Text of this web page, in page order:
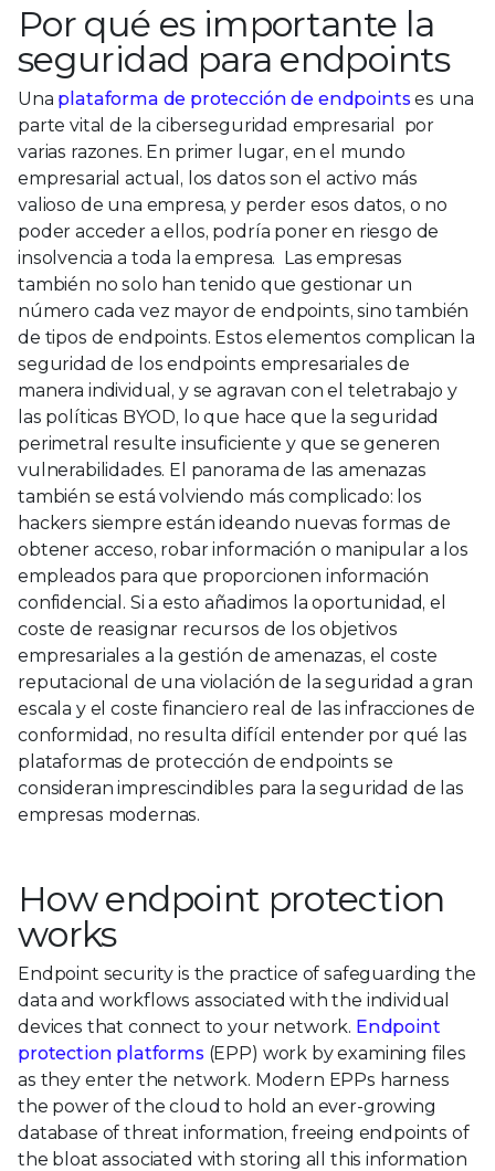
Por qué es importante la
seguridad para endpoints
Una plataforma de protección de endpointses una
parte vital de la ciberseguridad empresarial por
varias razones. En primer lugar, en el mundo
empresarial actual, los datos son el activo más
valioso de una empresa, y perder esos datos, o no
poder acceder a ellos, podría poner en riesgo de
insolvencia a toda la empresa. Las empresas
también no solo han tenido que gestionar un
número cada vez mayor de endpoints, sino también
de tipos de endpoints. Estos elementos complican la
seguridad de los endpoints empresariales de
manera individual, y se agravan con el teletrabajo y
las políticas BYOD, lo que hace que la seguridad
perimetral resulte insuficiente y que se generen
vulnerabilidades. El panorama de las amenazas
también se está volviendo más complicado: los
hackers siempre están ideando nuevas formas de
obtener acceso, robar información o manipular a los
empleados para que proporcionen información
confidencial. Si a esto añadimos la oportunidad, el
coste de reasignar recursos de los objetivos
empresariales a la gestión de amenazas, el coste
reputacional de una violación de la seguridad a gran
escala y el coste financiero real de las infracciones de
conformidad, no resulta difícil entender por qué las
plataformas de protección de endpoints se
consideran imprescindibles para la seguridad de las
empresas modernas.
How endpoint protection
works
Endpoint security is the practice of safeguarding the
data and workflows associated with the individual
devices that connect to your network. Endpoint
protection platforms(EPP) work by examining files
as they enter the network. Modern EPPs harness
the power of the cloud to hold an ever-growing
database of threat information, freeing endpoints of
the bloat associated with storing all this information